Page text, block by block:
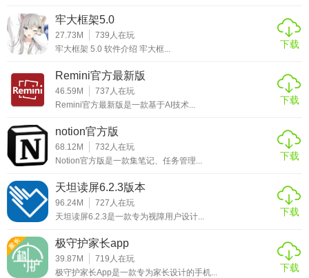
牢大框架5.0
27.73M 739 人在玩
牢大框架 5.0 软件介绍 牢大框...
下载
Remini官方最新版
46.59M 737 人在玩
Remini官方最新版是一款基于AI技术...
下载
notion官方版
68.12M 732 人在玩
Notion官方版是一款集笔记、任务管理...
下载
天坦读屏6.2.3版本
96.24M 727 人在玩
天坦读屏6.2.3是一款专为视障用户设计...
下载
极守护家长app
39.87M 719 人在玩
极守护家长App是一款专为家长设计的手机...
下载